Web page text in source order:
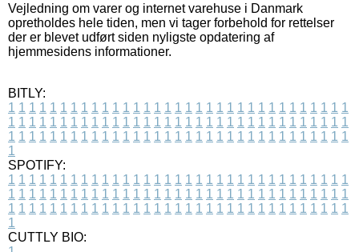
Vejledning om varer og internet varehuse i Danmark
opretholdes hele tiden, men vi tager forbehold for rettelser
der er blevet udført siden nyligste opdatering af
hjemmesidens informationer.
BITLY:
1 1 1 1 1 1 1 1 1 1 1 1 1 1 1 1 1 1 1 1 1 1 1 1 1 1 1 1 1 1 1 1 1
1 1 1 1 1 1 1 1 1 1 1 1 1 1 1 1 1 1 1 1 1 1 1 1 1 1 1 1 1 1 1 1 1
1 1 1 1 1 1 1 1 1 1 1 1 1 1 1 1 1 1 1 1 1 1 1 1 1 1 1 1 1 1 1 1 1
1
SPOTIFY:
1 1 1 1 1 1 1 1 1 1 1 1 1 1 1 1 1 1 1 1 1 1 1 1 1 1 1 1 1 1 1 1 1
1 1 1 1 1 1 1 1 1 1 1 1 1 1 1 1 1 1 1 1 1 1 1 1 1 1 1 1 1 1 1 1 1
1 1 1 1 1 1 1 1 1 1 1 1 1 1 1 1 1 1 1 1 1 1 1 1 1 1 1 1 1 1 1 1 1
1
CUTTLY BIO: